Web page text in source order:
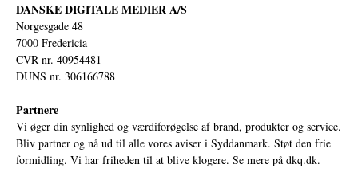
DANSKE DIGITALE MEDIER A/S
Norgesgade 48
7000 Fredericia
CVR nr. 40954481
DUNS nr. 306166788
Partnere
Vi øger din synlighed og værdiforøgelse af brand, produkter og service.
Bliv partner og nå ud til alle vores aviser i Syddanmark. Støt den frie
formidling. Vi har friheden til at blive klogere. Se mere på dkq.dk.